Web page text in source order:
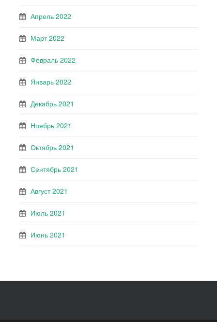
Апрель 2022
Март 2022
Февраль 2022
Январь 2022
Декабрь 2021
Ноябрь 2021
Октябрь 2021
Сентябрь 2021
Август 2021
Июль 2021
Июнь 2021